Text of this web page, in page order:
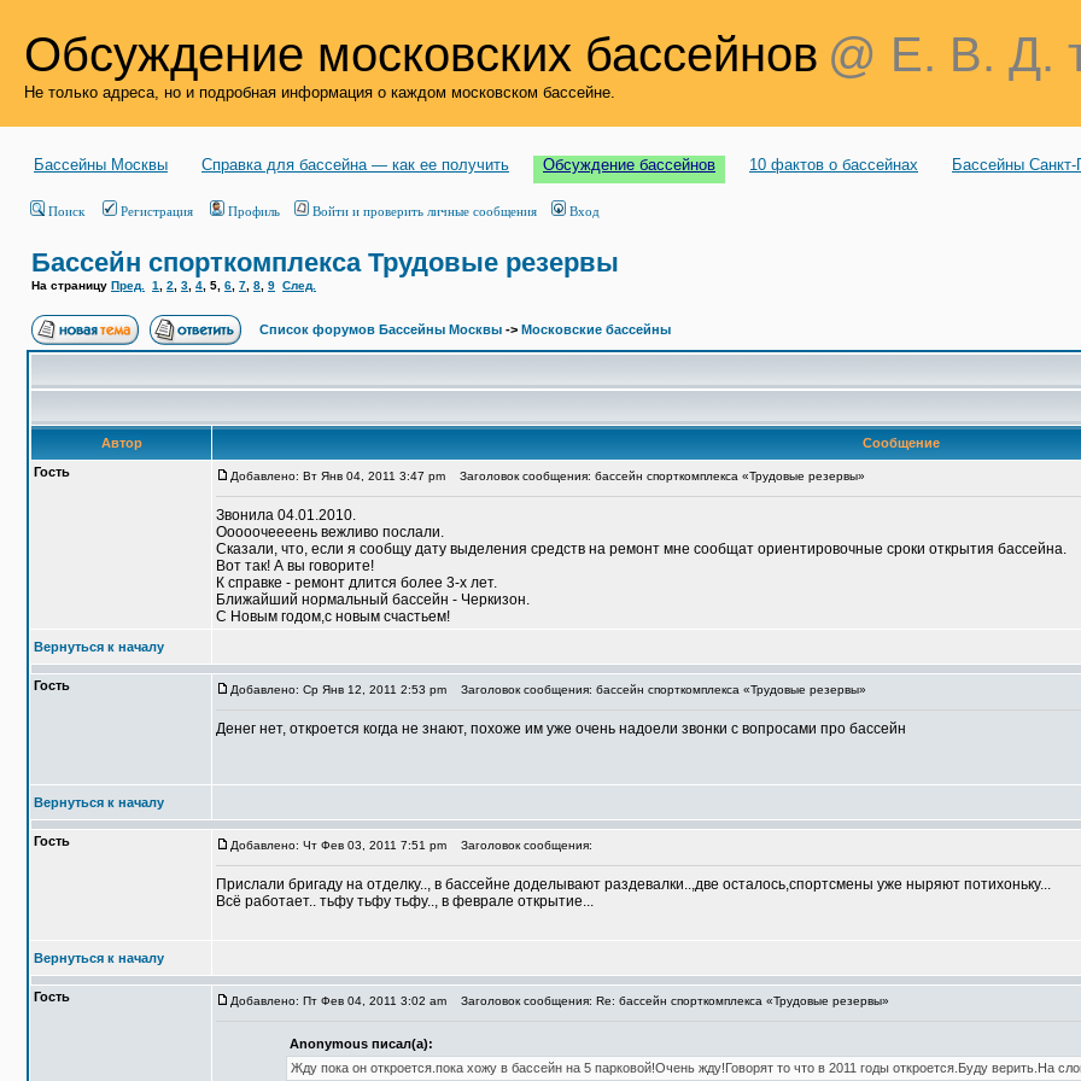
Обсуждение московских бассейнов @ Е. В. Д.
Не только адреса, но и подробная информация о каждом московском бассейне.
Бассейны Москвы Справка для бассейна — как ее получить Обсуждение бассейнов 10 фактов о бассейнах Бассейны Санкт-
Поиск Регистрация Профиль Войти и проверить личные сообщения Вход
Бассейн спорткомплекса Трудовые резервы
На страницу Пред. 1 2 3 4 5 6 7 8 9 След.
Список форумов Бассейны Москвы -> Московские бассейны
Автор
Сообщение
Гость
Добавлено: Вт Янв 04, 2011 3:47 pm Заголовок сообщения: бассейн спорткомплекса «Трудовые резервы»
Звонила 04.01.2010.
Ооооочеееень вежливо послали.
Сказали, что, если я сообщу дату выделения средств на ремонт мне сообщат ориентировочные сроки открытия бассейна.
Вот так! А вы говорите!
К справке - ремонт длится более 3-х лет.
Ближайший нормальный бассейн - Черкизон.
С Новым годом,с новым счастьем!
Вернуться к началу
Гость Добавлено: Ср Янв 12, 2011 2:53 pm Заголовок сообщения: бассейн спорткомплекса «Трудовые резервы»
Денег нет, откроется когда не знают, похоже им уже очень надоели звонки с вопросами про бассейн
Вернуться к началу
Гость Добавлено: Чт Фев 03, 2011 7:51 pm Заголовок сообщения:
Прислали бригаду на отделку.., в бассейне доделывают раздевалки..,две осталось,спортсмены уже ныряют потихоньку...
Всё работает.. тьфу тьфу тьфу.., в феврале открытие...
Вернуться к началу
Гость Добавлено: Пт Фев 04, 2011 3:02 am Заголовок сообщения: Re: бассейн спорткомплекса «Трудовые резервы»
Anonymous писал(а):
Жду пока он откроется.пока хожу в бассейн на 5 парковой!Очень жду!Говорят то что в 2011 годы откроется.Буду верить.На